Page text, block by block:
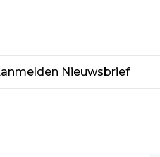
Nieuwsbrief